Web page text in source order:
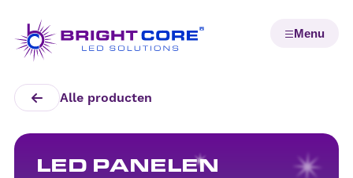
Alle producten
LED PANELEN